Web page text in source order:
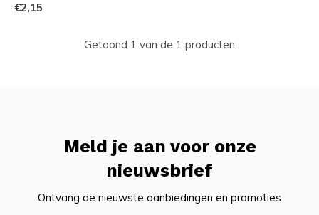
€2,15
Getoond 1 van de 1 producten
Meld je aan voor onze
nieuwsbrief
Ontvang de nieuwste aanbiedingen en promoties